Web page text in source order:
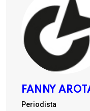
FANNY
Periodista